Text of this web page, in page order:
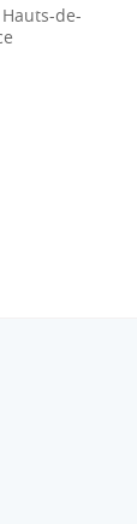
Hauts-de-